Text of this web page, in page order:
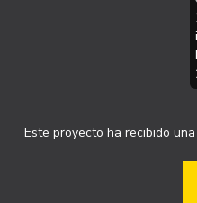
Este proyecto ha recibido